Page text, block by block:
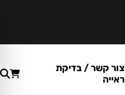
צור קשר / בדיקת
ראייה